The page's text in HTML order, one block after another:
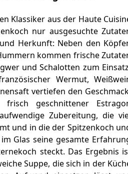
Klassiker aus der Haute
nur ausgesuchte
Herkunft: Neben den
kommen frische
und Schalotten zum
Wermut,
vertiefen den
geschnittener
Zubereitung, die
und in die der Spitzenkoch
Glas seine gesamte
steckt. Das Ergebnis
Suppe, die sich in der